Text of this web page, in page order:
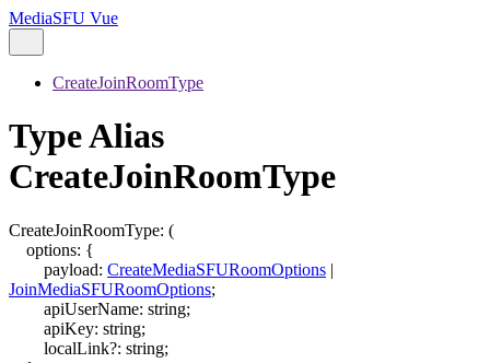
MediaSFU Vue
CreateJoinRoomType
Type Alias
CreateJoinRoomType
CreateJoinRoomType: (
options: {
payload: CreateMediaSFURoomOptions |
JoinMediaSFURoomOptions;
apiUserName: string;
apiKey: string;
localLink?: string;